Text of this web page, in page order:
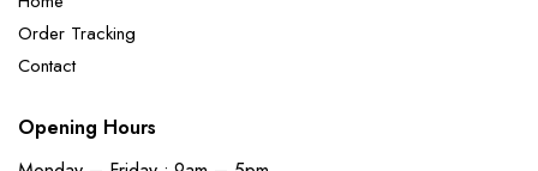
Order Tracking
Contact
Opening Hours